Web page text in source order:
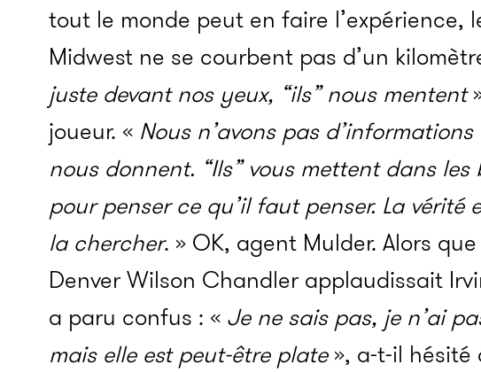
tout le monde peut en faire l’expérience,
Midwest ne se courbent pas d’un
juste devant nos yeux, “ils” nous mentent
joueur. « Nous n’avons pas
nous donnent. “Ils” vous mettent dans
pour penser ce qu’il faut penser. La
la chercher. » OK, agent Mulder. Alors
Denver Wilson Chandler applaudissait
a paru confus : « Je ne sais pas, je n’ai
mais elle est peut-être plate», a-t-il hésité